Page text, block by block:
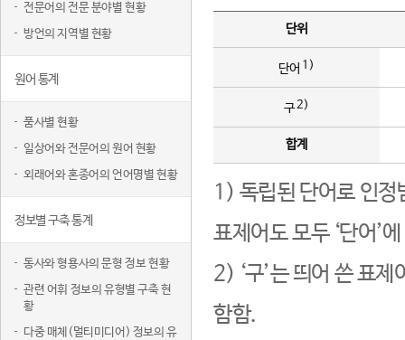
전문어의 전문 분야별 현황
방언의 지역별 현황
원어 통계
품사별 현황
일상어와 전문어의 원어 현황
외래어와 혼종어의 언어명별 현황
정보별 구축 통계
동사와 형용사의 문형 정보 현황
관련 어휘 정보의 유형별 구축 현
황
다중 매체(멀티미디어) 정보의 유
단위
단어 1)
구2)
합계
1) 독립된 단어로 인정
표제어도 모두 ‘단어’
2) ‘구’는 띄어 쓴 표
함함.